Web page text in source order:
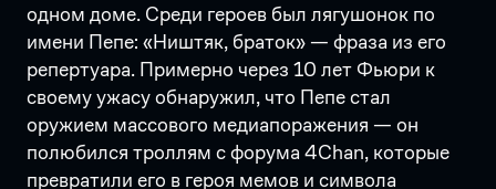
одном доме. Среди героев был лягушонок по
имени Пепе: «Ништяк, браток» — фраза из его
репертуара. Примерно через 10 лет Фьюри к
своему ужасу обнаружил, что Пепе стал
оружием массового медиапоражения — он
полюбился троллям с форума 4Chan, которые
превратили его в героя мемов и символа